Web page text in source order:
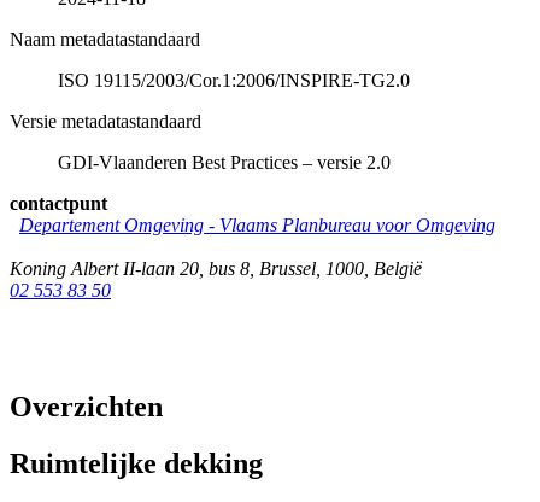
Naam metadatastandaard
ISO 19115/2003/Cor.1:2006/INSPIRE-TG2.0
Versie metadatastandaard
GDI-Vlaanderen Best Practices – versie 2.0
contactpunt
Departement Omgeving - Vlaams Planbureau voor Omgeving
Koning Albert II-laan 20, bus 8 Brussel 1000 België
02 553 83 50
Overzichten
Ruimtelijke dekking